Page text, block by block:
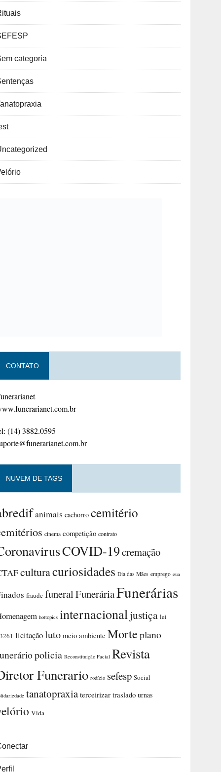
categoria
CONTATO
(14) 3882.0595
NUVEM DE TAGS
animais cachorro cemitério
cinema competição contrato
COVID-19cremação
culturacuriosidades Dia das Mães emprego eua
fraude funeralFuneráriaFunerárias
hottopics internacionaljustiça lei
licitaçãoluto meio ambiente Morteplano
policia Reconstituição Facial Revista
Funerario rodízio sefesp Social
tanatopraxia terceirizar traslado urnas
Vida